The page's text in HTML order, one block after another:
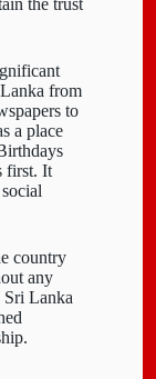
the trust
from
to
a place
first. It
country
any
Sri Lanka